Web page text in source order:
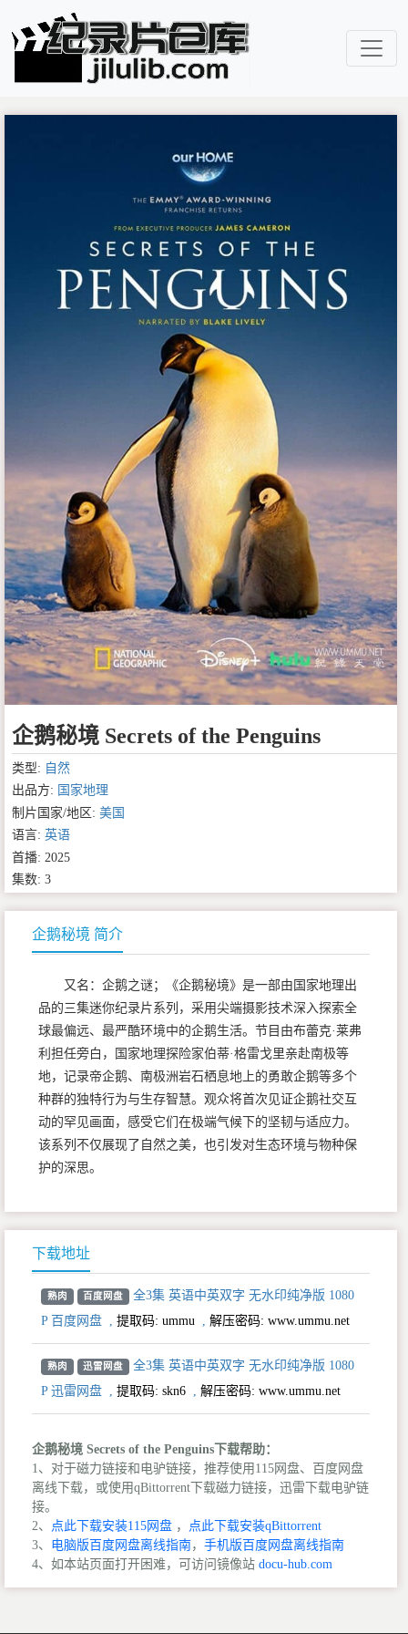
企鹅秘境 Secrets of the Penguins
类型: 自然
出品方: 国家地理
制片国家/地区: 美国
语言: 英语
首播: 2025
集数: 3
企鹅秘境 简介
又名：企鹅之谜；《企鹅秘境》是一部由国家地理出
品的三集迷你纪录片系列，采用尖端摄影技术深入探索全
球最偏远、最严酷环境中的企鹅生活。节目由布蕾克·莱弗
利担任旁白，国家地理探险家伯蒂·格雷戈里亲赴南极等
地，记录帝企鹅、南极洲岩石栖息地上的勇敢企鹅等多个
种群的独特行为与生存智慧。观众将首次见证企鹅社交互
动的罕见画面，感受它们在极端气候下的坚韧与适应力。
该系列不仅展现了自然之美，也引发对生态环境与物种保
护的深思。
下载地址
熟肉 百度网盘
全3集 英语中英双字 无水印纯净版 1080
P 百度网盘
提取码: ummu 解压密码: www.ummu.net
熟肉 迅雷网盘
全3集 英语中英双字 无水印纯净版 1080
P 迅雷网盘
提取码: skn6 解压密码: www.ummu.net
企鹅秘境 Secrets of the Penguins下载帮助：
1、对于磁力链接和电驴链接，推荐使用115网盘、百度网盘
离线下载，或使用qBittorrent下载磁力链接，迅雷下载电驴链
接。
2、
点此下载安装115网盘 ，
点此下载安装qBittorrent
3、
电脑版百度网盘离线指南， 手机版百度网盘离线指南
4、如本站页面打开困难，可访问镜像站 docu-hub.com